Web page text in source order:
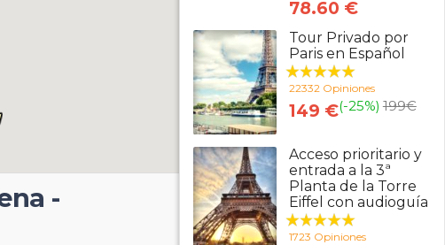
-
78.60 €
Tour Privado por
Paris en Español
22332 Opiniones
(-25%) 199€
149 €
Acceso prioritario y
entrada a la 3ª
Planta de la Torre
Eiffel con audioguía
1723 Opiniones